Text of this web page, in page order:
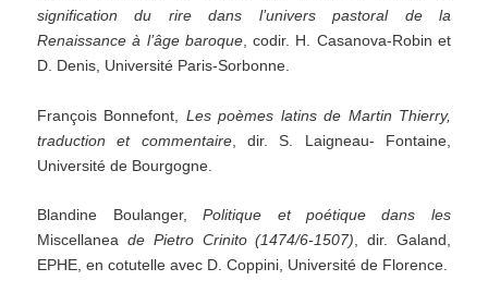
signification du rire dans l’univers pastoral de la
Renaissance à l’âge baroque, codir. H. Casanova-Robin et
D. Denis, Université Paris-Sorbonne.
François Bonnefont, Les poèmes latins de Martin Thierry,
traduction et commentaire, dir. S. Laigneau- Fontaine,
Université de Bourgogne.
Blandine Boulanger,Politique et poétique dans
les
Miscellanea de Pietro Crinito (1474/6-1507), dir. Galand,
EPHE, en cotutelle avec D. Coppini, Université de Florence.